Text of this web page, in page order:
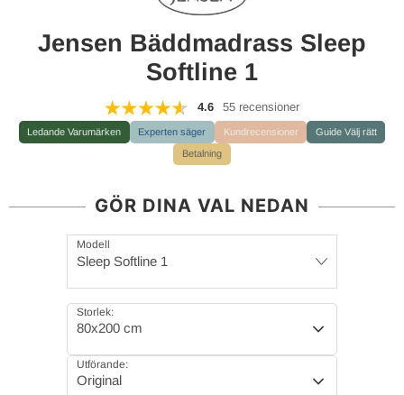
Jensen Bäddmadrass Sleep
Softline 1
4.6 55 recensioner
Ledande Varumärken Experten säger Kundrecensioner Guide Välj rätt
Betalning
GÖR DINA VAL NEDAN
Modell
Sleep Softline 1
Storlek:
80x200 cm
Utförande:
Original